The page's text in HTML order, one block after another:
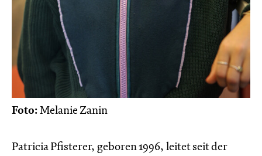
Foto: Melanie Zanin
Patricia Pfisterer, geboren 1996, leitet seit der